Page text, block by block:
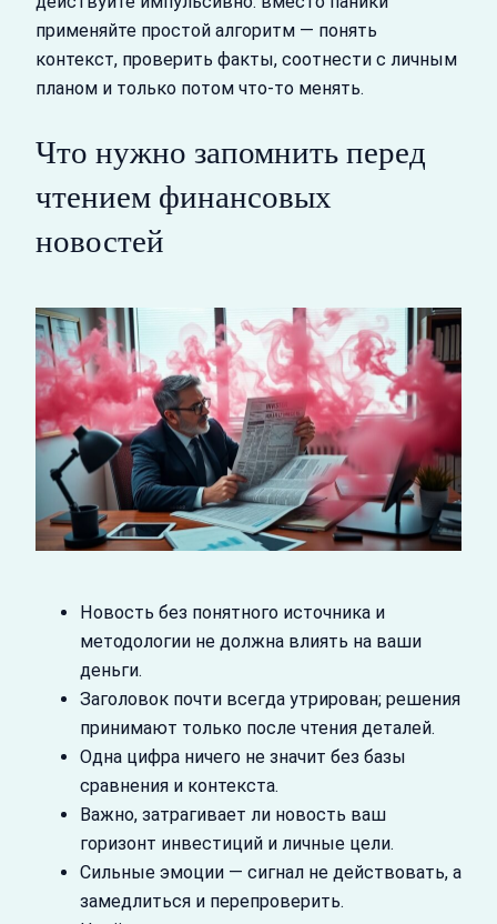
применяйте простой алгоритм — понять
контекст, проверить факты, соотнести с личным
планом и только потом что‑то менять.
Что нужно запомнить перед
чтением финансовых
новостей
Новость без понятного источника и
методологии не должна влиять на ваши
деньги.
Заголовок почти всегда утрирован; решения
принимают только после чтения деталей.
Одна цифра ничего не значит без базы
сравнения и контекста.
Важно, затрагивает ли новость ваш
горизонт инвестиций и личные цели.
Сильные эмоции — сигнал не действовать, а
замедлиться и перепроверить.